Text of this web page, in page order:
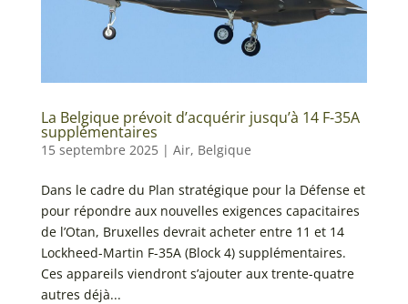
La Belgique prévoit d’acquérir jusqu’à 14 F-35A
supplémentaires
15 septembre 2025| Air, Belgique
Dans le cadre du Plan stratégique pour la Défense et
pour répondre aux nouvelles exigences capacitaires
de l’Otan, Bruxelles devrait acheter entre 11 et 14
Lockheed-Martin F-35A (Block 4) supplémentaires.
Ces appareils viendront s’ajouter aux trente-quatre
autres déjà...